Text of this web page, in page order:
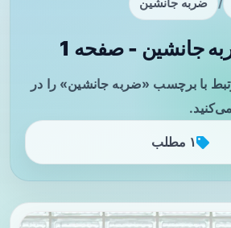
/ ضربه جانشین
جانشین - صفحه 1
با برچسب «ضربه جانشین» را در
۱ مطلب